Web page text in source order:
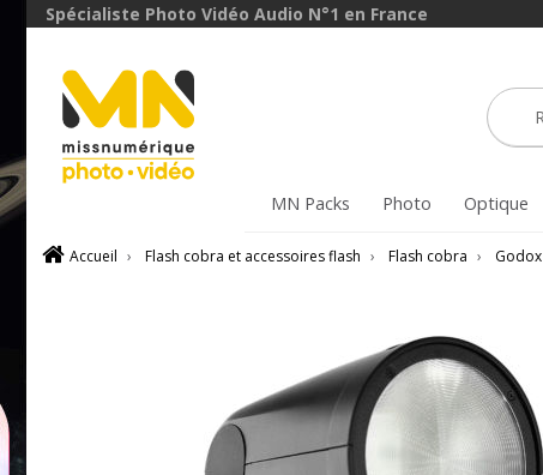
Spécialiste Photo Vidéo Audio N°1 en France
MN Packs Photo Optique
Accueil › Flash cobra et accessoires flash › Flash cobra › Godox